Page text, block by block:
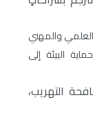
العلمي والمهني
البيئة إلى
التهريب،